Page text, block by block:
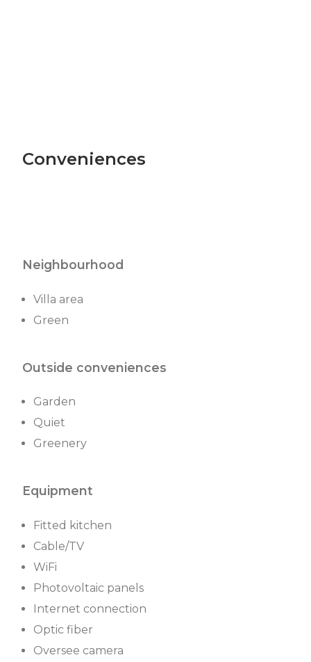
Conveniences
Neighbourhood
Villa area
Green
Outside conveniences
Garden
Quiet
Greenery
Equipment
Fitted kitchen
Cable/TV
WiFi
Photovoltaic panels
Internet connection
Optic fiber
Oversee camera